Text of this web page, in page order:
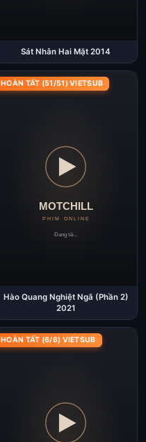
Sát Nhân Hai Mặt 2014
HOÀN TẤT (51/51) VIETSUB
Hào Quang Nghiệt Ngã (Phần 2)
2021
HOÀN TẤT (6/6) VIETSUB